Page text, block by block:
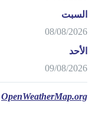
السبت
08/08/2026
الأحد
09/08/2026
OpenWeatherMap.org